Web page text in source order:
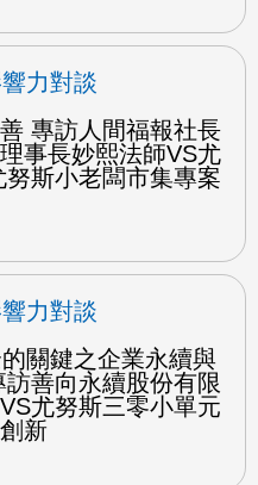
力對談
專訪人間福報社長
事長妙熙法師VS尤
斯小老闆市集專案
力對談
關鍵之企業永續與
善向永續股份有限
尤努斯三零小單元
新